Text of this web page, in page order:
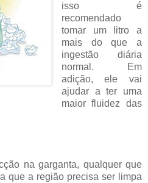
isso é
recomendado
tomar um litro a
mais do que a
ingestão diária
normal.
Em
adição, ele vai
ajudar a ter uma
maior fluidez das
na garganta, qualquer que
que a região precisa ser limpa